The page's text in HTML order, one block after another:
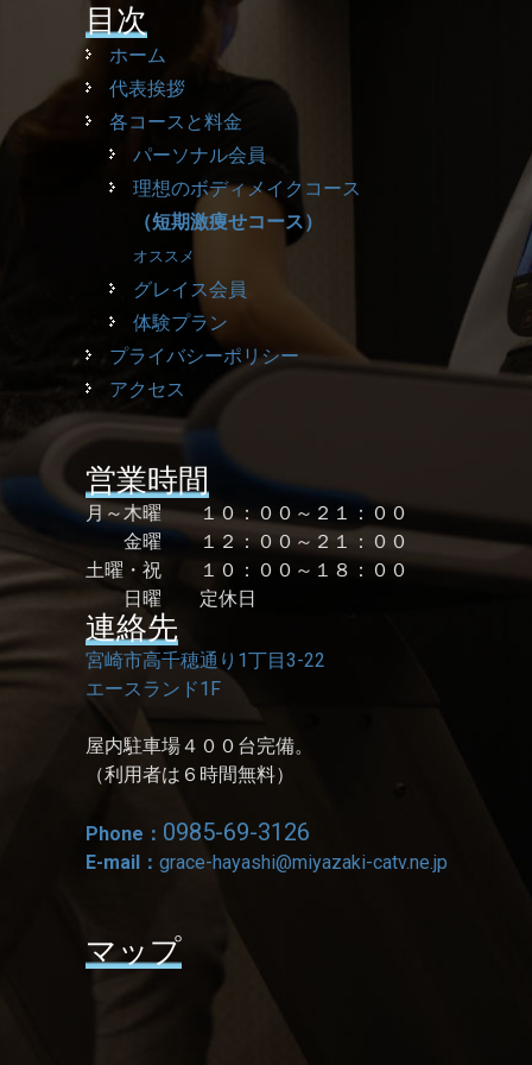
目次
ホーム
代表挨拶
各コースと料金
パーソナル会員
理想のボディメイクコース
（短期激痩せコース）
オススメ
グレイス会員
体験プラン
プライバシーポリシー
アクセス
営業時間
月～木曜 １０：００～２１：００
金曜 １２：００～２１：００
土曜・祝 １０：００～１８：００
日曜 定休日
連絡先
宮崎市高千穂通り1丁目3-22
エースランド1F
屋内駐車場４００台完備。
（利用者は６時間無料）
Phone： 0985-69-3126
E-mail： grace-hayashi@miyazaki-catv.ne.jp
マップ